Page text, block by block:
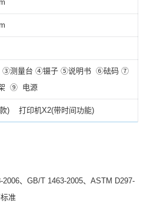
测量台 ④镊子 ⑤说明书 ⑥砝码 ⑦
⑨ 电源
) 打印机X2(带时间功能)
、GB/T 1463-2005、ASTM D297-
准